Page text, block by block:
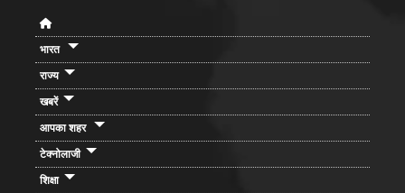
भारत
राज्य
खबरें
आपका शहर
टेक्नोलाजी
शिक्षा